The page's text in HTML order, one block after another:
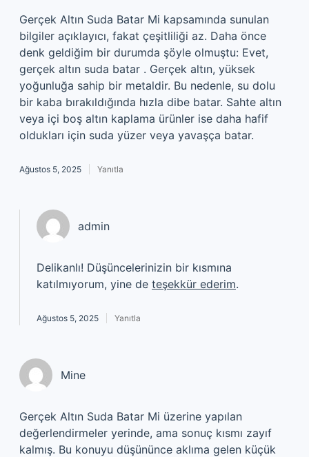
Gerçek Altın Suda Batar Mi kapsamında sunulan
bilgiler açıklayıcı, fakat çeşitliliği az. Daha önce
denk geldiğim bir durumda şöyle olmuştu: Evet,
gerçek altın suda batar . Gerçek altın, yüksek
yoğunluğa sahip bir metaldir. Bu nedenle, su dolu
bir kaba bırakıldığında hızla dibe batar. Sahte altın
veya içi boş altın kaplama ürünler ise daha hafif
oldukları için suda yüzer veya yavaşça batar.
Ağustos 5, 2025 Yanıtla
admin
Delikanlı! Düşüncelerinizin bir kısmına
katılmıyorum, yine de teşekkür ederim.
Ağustos 5, 2025 Yanıtla
Mine
Gerçek Altın Suda Batar Mi üzerine yapılan
değerlendirmeler yerinde, ama sonuç kısmı zayıf
kalmış. Bu konuyu düşününce aklıma gelen küçük